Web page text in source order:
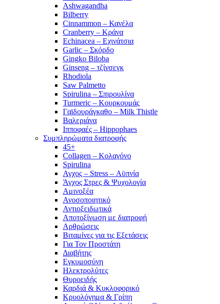
Ashwagandha
Bilberry
Cinnammon – Κανέλα
Cranberry – Κράνα
Echinacea – Εχινάτσια
Garlic – Σκόρδο
Gingko Biloba
Ginseng – τζίνσεγκ
Rhodiola
Saw Palmetto
Spirulina – Σπιρουλίνα
Turmeric – Κουρκουμάς
Γαϊδουράγκαθο – Milk Thistle
Βαλεριάνα
Ιπποφαές – Hippophaes
Συμπληρώματα διατροφής
45+
Collagen – Κολαγόνο
Spirulina
Αγχος – Stress – Αϋπνία
Άγχος Στρες & Ψυχολογία
Αμινοξέα
Ανοσοποιητικό
Αντιοξειδωτικά
Αποτοξίνωση με διατροφή
Αρθρώσεις
Βιταμίνες για τις Εξετάσεις
Για Τον Προστάτη
Διαβήτης
Εγκυμοσύνη
Ηλεκτρολύτες
Θυροειδής
Καρδιά & Κυκλοφορικό
Κρυολόγημα & Γρίπη